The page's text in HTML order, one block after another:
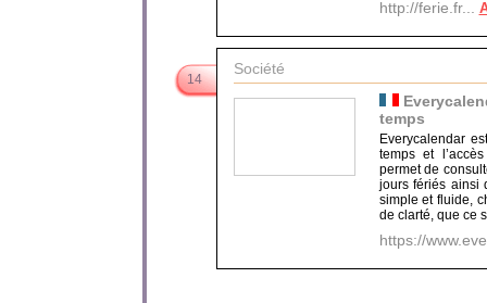
http://ferie.fr...
14
Société
temps
Everycalendar
temps et
permet de
jours fériés ainsi
simple et fluide,
de clarté, que ce
https://